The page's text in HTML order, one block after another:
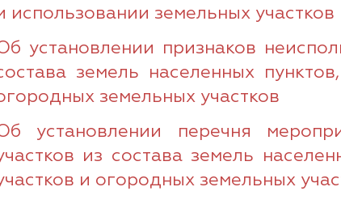
использовании земельных участков
установлении признаков
земель населенных
земельных участков
установлении перечня
из состава земель
и огородных земельных